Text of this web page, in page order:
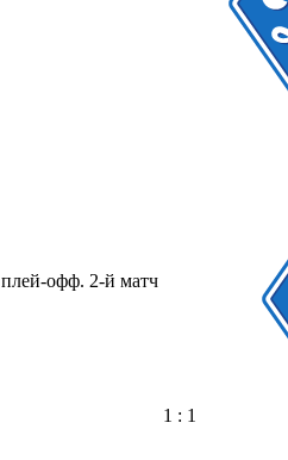
офф. 2-й матч
1 : 1